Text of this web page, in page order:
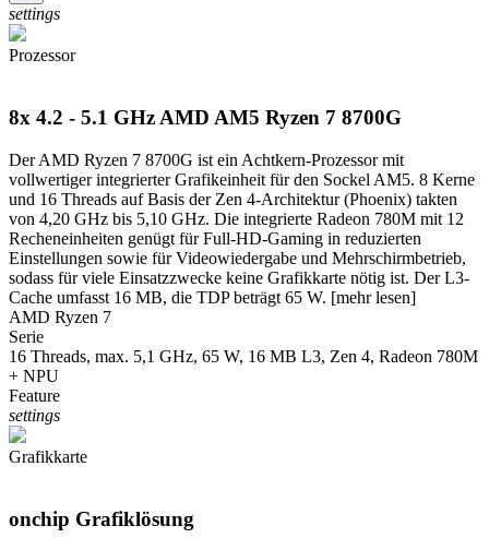
settings
Prozessor
8x 4.2 - 5.1 GHz AMD AM5 Ryzen 7 8700G
Der AMD Ryzen 7 8700G ist ein Achtkern-Prozessor mit
vollwertiger integrierter Grafikeinheit für den Sockel AM5. 8 Kerne
und 16 Threads auf Basis der Zen 4-Architektur (Phoenix) takten
von 4,20 GHz bis 5,10 GHz. Die integrierte Radeon 780M mit 12
Recheneinheiten genügt für Full-HD-Gaming in reduzierten
Einstellungen sowie für Videowiedergabe und Mehrschirmbetrieb,
sodass für viele Einsatzzwecke keine Grafikkarte nötig ist. Der L3-
Cache umfasst 16 MB, die TDP beträgt 65 W. [mehr lesen]
AMD Ryzen 7
Serie
16 Threads, max. 5,1 GHz, 65 W, 16 MB L3, Zen 4, Radeon 780M
+ NPU
Feature
settings
Grafikkarte
onchip Grafiklösung